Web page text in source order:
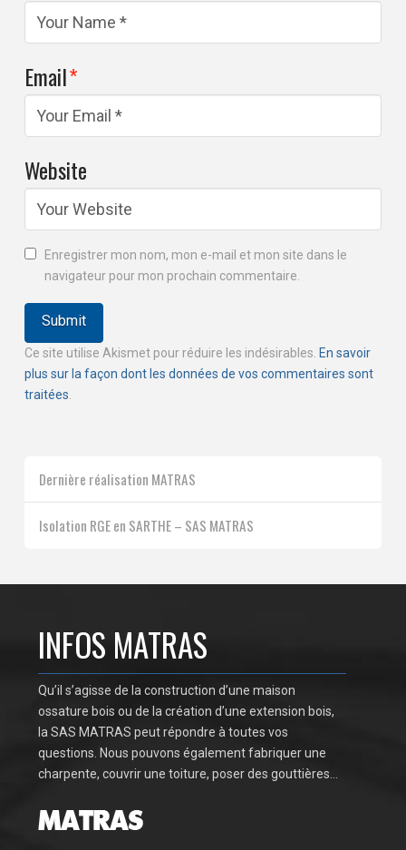
Email*
Website
Enregistrer mon nom, mon e-mail et mon site dans le
navigateur pour mon prochain commentaire.
Ce site utilise Akismet pour réduire les indésirables. En savoir
plus sur la façon dont les données de vos commentaires sont
traitées
Dernière réalisation MATRAS
Isolation RGE en SARTHE – SAS MATRAS
INFOS MATRAS
Qu’il s’agisse de la construction d’une maison
ossature bois ou de la création d’une extension bois,
la SAS MATRAS peut répondre à toutes vos
questions. Nous pouvons également fabriquer une
charpente, couvrir une toiture, poser des gouttières…